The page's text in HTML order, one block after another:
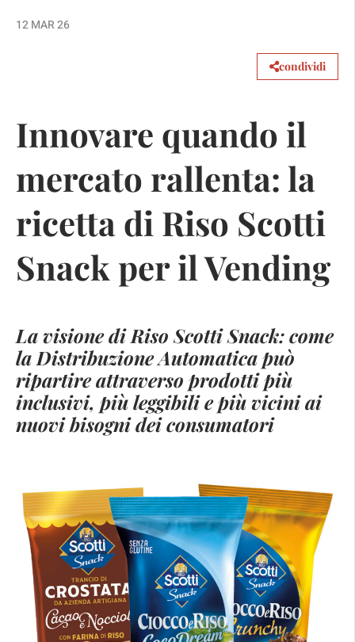
12 MAR 26
condividi
Innovare quando il
mercato rallenta: la
ricetta di Riso Scotti
Snack per il Vending
La visione di Riso Scotti Snack: come
la Distribuzione Automatica può
ripartire attraverso prodotti più
inclusivi, più leggibili e più vicini ai
nuovi bisogni dei consumatori